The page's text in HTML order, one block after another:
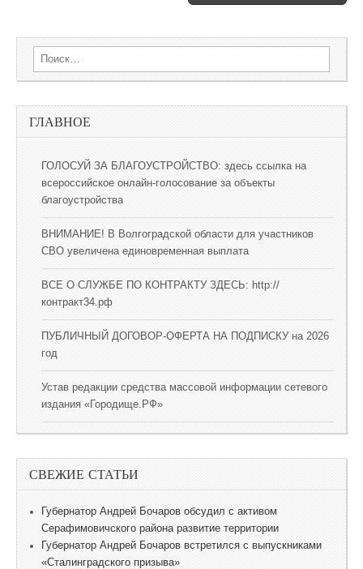
Search for:
ГЛАВНОЕ
ГОЛОСУЙ ЗА БЛАГОУСТРОЙСТВО: здесь ссылка на
всероссийское онлайн-голосование за объекты
благоустройства
ВНИМАНИЕ! В Волгоградской области для участников
СВО увеличена единовременная выплата
ВСЕ О СЛУЖБЕ ПО КОНТРАКТУ ЗДЕСЬ: http://
контракт34.рф
ПУБЛИЧНЫЙ ДОГОВОР-ОФЕРТА НА ПОДПИСКУ на 2026
год
Устав редакции средства массовой информации сетевого
издания «Городище.РФ»
СВЕЖИЕ СТАТЬИ
Губернатор Андрей Бочаров обсудил с активом
Серафимовичского района развитие территории
Губернатор Андрей Бочаров встретился с выпускниками
«Сталинградского призыва»